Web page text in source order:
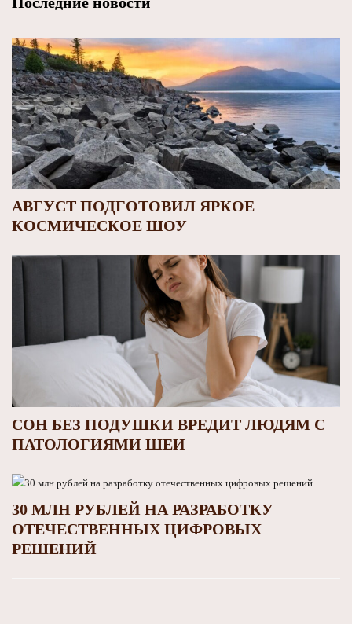
АВГУСТ ПОДГОТОВИЛ ЯРКОЕ
КОСМИЧЕСКОЕ ШОУ
СОН БЕЗ ПОДУШКИ ВРЕДИТ ЛЮДЯМ С
ПАТОЛОГИЯМИ ШЕИ
30 МЛН РУБЛЕЙ НА РАЗРАБОТКУ
ОТЕЧЕСТВЕННЫХ ЦИФРОВЫХ
РЕШЕНИЙ